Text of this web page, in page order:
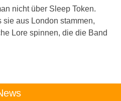
nicht über Sleep Token.
sie aus London stammen,
Lore spinnen, die die Band